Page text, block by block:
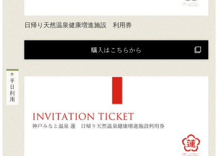
日帰り天然温泉健康増進施設 利用券
購入はこちらから